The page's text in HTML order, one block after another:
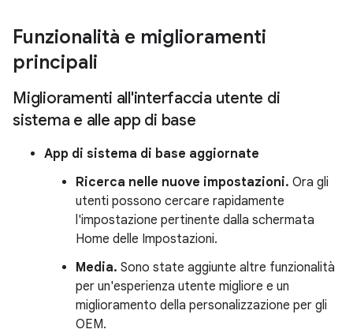
Funzionalità e miglioramenti
principali
Miglioramenti all'interfaccia utente di
sistema e alle app di base
App di sistema di base aggiornate
Ricerca nelle nuove impostazioni. Ora gli
utenti possono cercare rapidamente
l'impostazione pertinente dalla schermata
Home delle Impostazioni.
Media. Sono state aggiunte altre funzionalità
per un'esperienza utente migliore e un
miglioramento della personalizzazione per gli
OEM.